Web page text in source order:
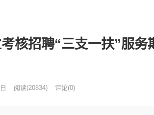
核招聘“三支一扶”服务
阅读(20834) 评论(0)